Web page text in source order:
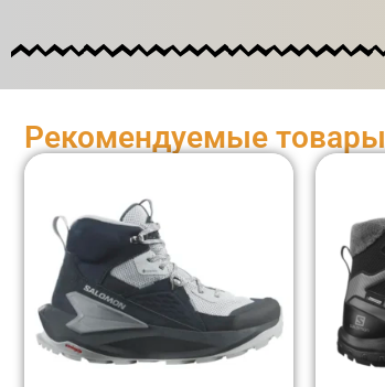
Рекомендуемые товары